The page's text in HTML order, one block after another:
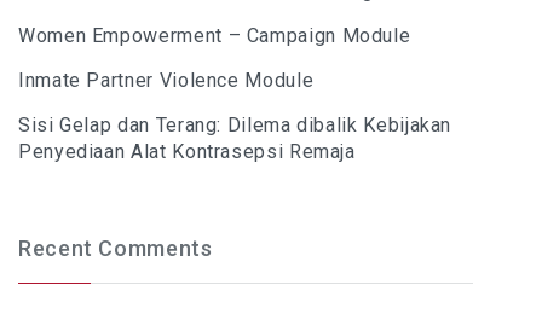
Women Empowerment – Campaign Module
Inmate Partner Violence Module
Sisi Gelap dan Terang: Dilema dibalik Kebijakan
Penyediaan Alat Kontrasepsi Remaja
Recent Comments